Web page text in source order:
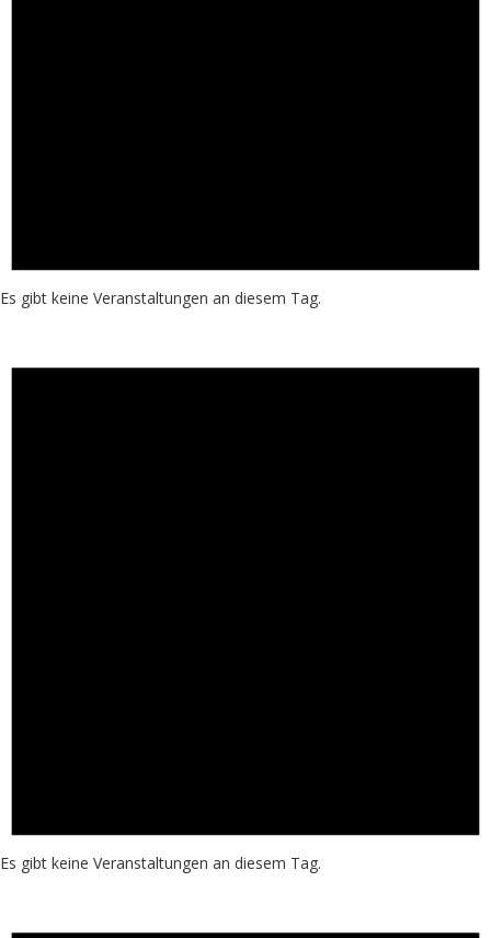
Es gibt keine Veranstaltungen an diesem Tag.
Es gibt keine Veranstaltungen an diesem Tag.